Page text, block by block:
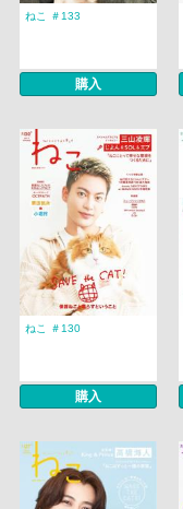
ねこ ＃133
購入
ねこ ＃130
購入